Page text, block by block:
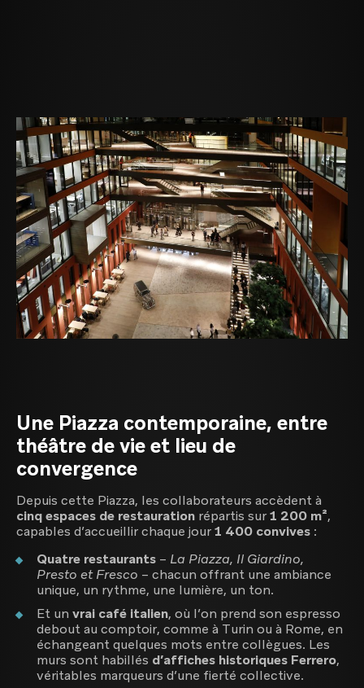
Une Piazza contemporaine, entre
théâtre de vie et lieu de
convergence
Depuis cette Piazza, les collaborateurs accèdent à
cinq espaces de restauration répartis sur1 200 m²,
capables d’accueillir chaque jour1 400 convives :
Quatre restaurants – La Piazza, Il Giardino,
Presto et Fresco – chacun offrant une ambiance
unique, un rythme, une lumière, un ton.
Et un vrai café italien, où l’on prend son espresso
debout au comptoir, comme à Turin ou à Rome, en
échangeant quelques mots entre collègues. Les
murs sont habillés d’affiches historiques Ferrero,
véritables marqueurs d’une fierté collective.